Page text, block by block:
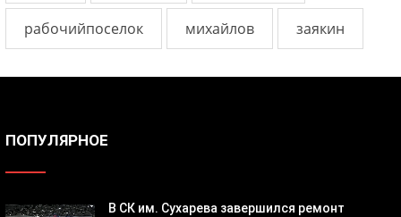
рабочийпоселок михайлов заякин
ПОПУЛЯРНОЕ
В СК им. Сухарева завершился ремонт